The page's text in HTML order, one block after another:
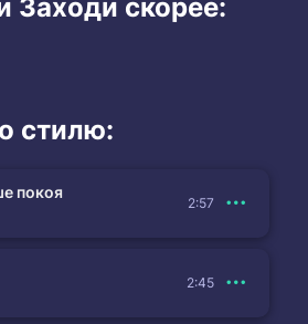
Заходи скорее:
стилю:
покоя
2:57
2:45